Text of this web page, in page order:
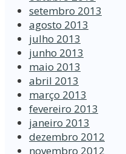
setembro 2013
agosto 2013
julho 2013
junho 2013
maio 2013
abril 2013
março 2013
fevereiro 2013
janeiro 2013
dezembro 2012
novembro 2012